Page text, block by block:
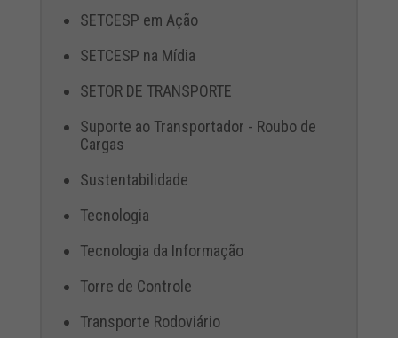
SETCESP em Ação
SETCESP na Mídia
SETOR DE TRANSPORTE
Suporte ao Transportador - Roubo de
Cargas
Sustentabilidade
Tecnologia
Tecnologia da Informação
Torre de Controle
Transporte Rodoviário